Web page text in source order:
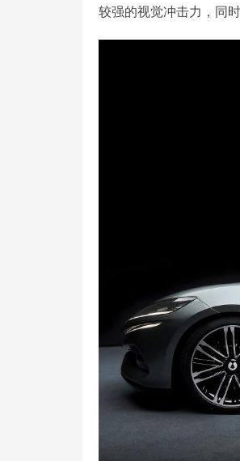
较强的视觉冲击力，同